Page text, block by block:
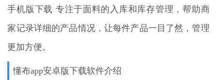
手机版下载 专注于面料的入库和库存管理，帮助商
家记录详细的产品情况，让每件产品一目了然，管理
更加方便。
懂布app安卓版下载软件介绍